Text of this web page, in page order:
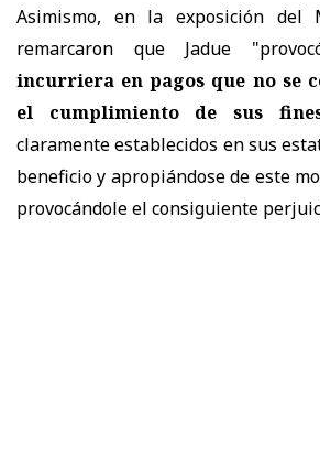
Asimismo, en la exposición del
remarcaron que Jadue
incurriera en pagos que no se
el cumplimiento de sus
claramente establecidos en sus
beneficio y apropiándose de este
provocándole el consiguiente